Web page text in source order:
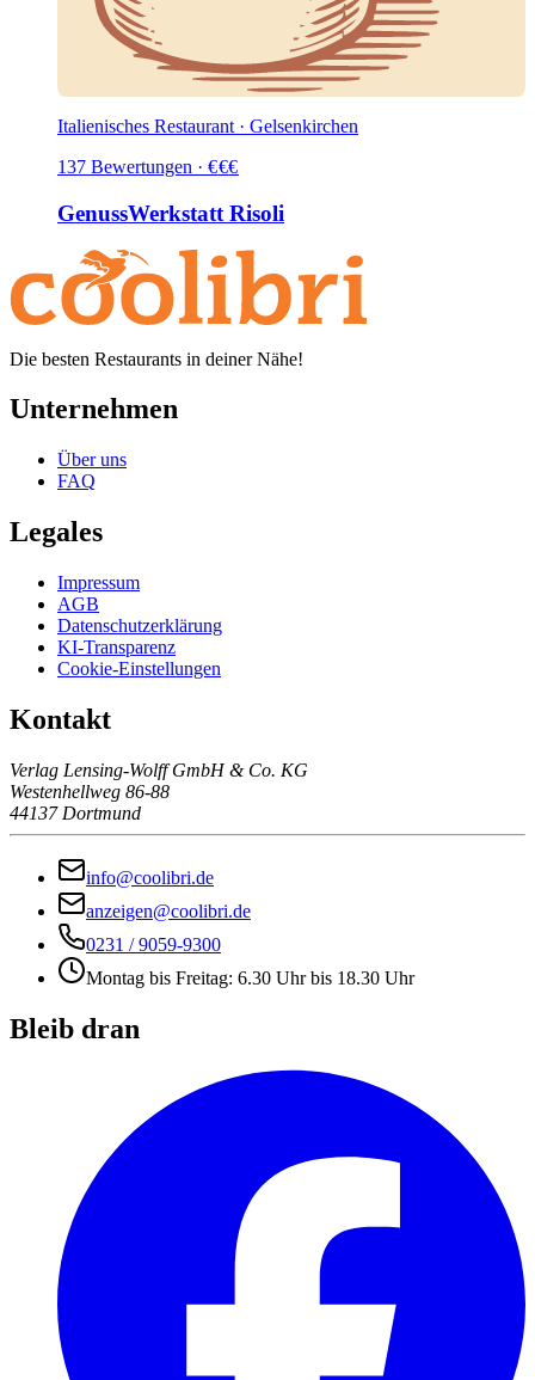
Italienisches Restaurant · Gelsenkirchen
137 Bewertungen · €€€
GenussWerkstatt Risoli
Die besten Restaurants in deiner Nähe!
Unternehmen
Über uns
FAQ
Legales
Impressum
AGB
Datenschutzerklärung
KI-Transparenz
Cookie-Einstellungen
Kontakt
Verlag Lensing-Wolff GmbH & Co. KG
Westenhellweg 86-88
44137 Dortmund
info@coolibri.de
anzeigen@coolibri.de
0231 / 9059-9300
Montag bis Freitag: 6.30 Uhr bis 18.30 Uhr
Bleib dran